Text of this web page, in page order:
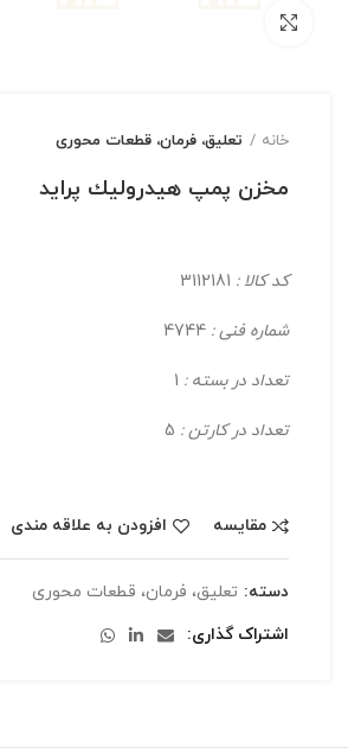
خانه تعلیق، فرمان، قطعات محوری
مخزن پمپ هيدروليك پرايد
کد کالا :
شماره فنی :
تعداد در بسته :
تعداد در کارتن :
مقایسه افزودن به علاقه مندی
دسته: تعلیق، فرمان، قطعات محوری
اشتراک گذاری